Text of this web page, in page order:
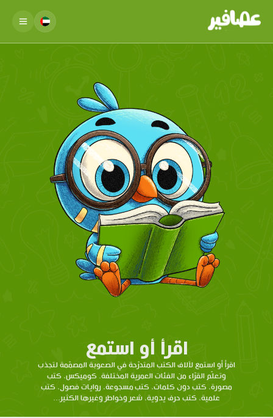
اقرأ أو استمع
اقرأ أو استمع لآلاف الكتب المتدرّحة في الصعوبة المصمّمة لتجذب
وتعلّم القرّاء من الفئات العمرية المختلفة. كوميكس، كتب
مصورة، كتب دون كلمات، كتب مسجوعة، روايات فصول، كتب
علمية، كتب حرف يدوية، شعر وخواطر وغيرها الكثير...